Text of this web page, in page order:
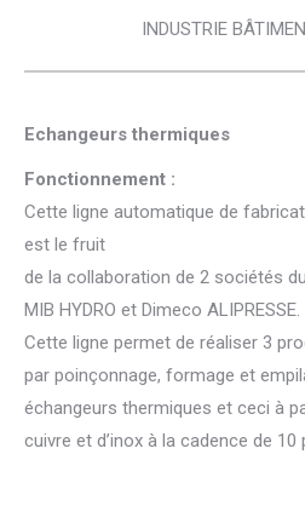
INDUSTRIE
Echangeurs thermiques
Fonctionnement :
Cette ligne automatique de
est le fruit
de la collaboration de 2 sociétés
MIB HYDRO et Dimeco ALIPRESSE.
Cette ligne permet de réaliser 3
par poinçonnage, formage et
échangeurs thermiques et ceci à
cuivre et d’inox à la cadence de 10